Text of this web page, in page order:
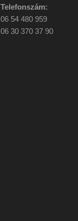
Telefonszám:
06 54 480 959
06 30 370 37 90